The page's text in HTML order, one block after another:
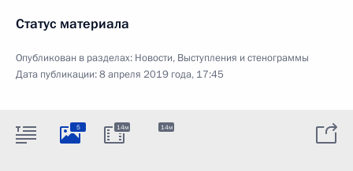
Статус материала
Опубликован в разделах: Новости, Выступления и стенограммы
Дата публикации:8 апреля 2019 года, 17:45
5 14м 14м